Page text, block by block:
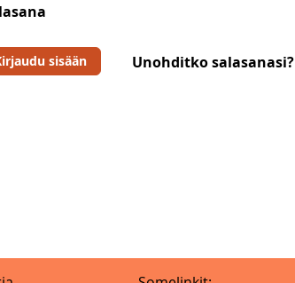
sisään Unohditko salasanasi?